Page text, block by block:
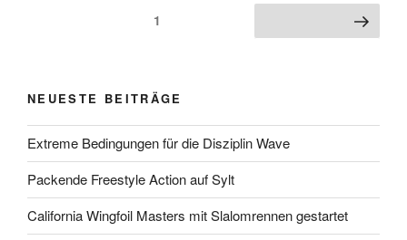
Beitragsnavigation
1 Nächste Seite
NEUESTE BEITRÄGE
Extreme Bedingungen für die Disziplin Wave
Packende Freestyle Action auf Sylt
California Wingfoil Masters mit Slalomrennen gestartet